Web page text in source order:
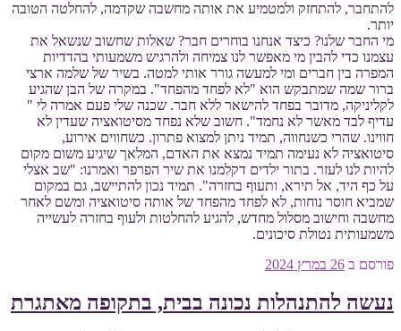
להתחבר, להתחזק ולמטמיע את אותה מחשבה שקדמה, להחלטה הטובה
יותר.
מי החבר שלנו? כיצד אנחנו בוחרים חבר? שאלות שחשוב שנשאל את
עצמנו כדי להבין מי מאפשר לנו צמיחה ולהרגיש משמעותי בהדדיות
המפרה בין חברים ומי למעשה גורר אותי למטה. בשיר של שלמה ארצי
ברור שמה שמתבקש הוא "לא לפחד מהפחד". במקרה של הבן שהגיע
לקליניקה, מדובר בפחד להישאר ללא חבר. שכנה שלי פעם אמרה לי "
עדיף לבד מאשר לא נחמד". חשוב שלא נפחד מסיטואציה שעדין לא
חווינו. שהרי כשנחווה, תמיד ניתן למצוא פתרון. כשחווים אירוע,
סיטואציה לא נעימה תמיד נמצא את האדם, המלאך שיגיע משום מקום
להיות לנו לעזר. בתור ילדים דקלמנו את שיר הפרפר ואמרנו: "שב אצלי
על כף היד, אל תירא, ותעוף בחזרה". תמיד נכון להתיישב, גם במקום
שמביא חוסר נוחות, לא לפחד מהפחד של אותה סיטואציה ומשם לאחר
מחשבה וחישוב מסלול מחדש, להגיע להחלטות ולעוף בחזרה לעשייה
משמעותית נטולת סיכונים.
פורסם ב 26 במרץ 2024
נעשה להתנהלות נכונה בבית, בתקופה מאתגרת